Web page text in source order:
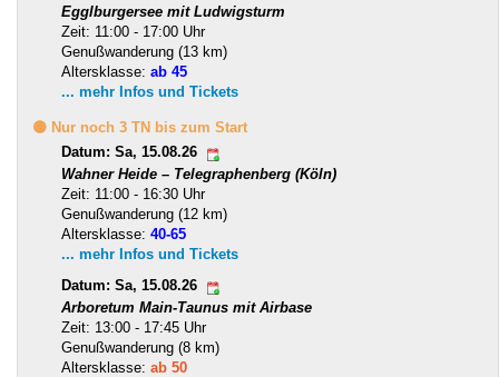
Egglburgersee mit Ludwigsturm
Zeit: 11:00 - 17:00 Uhr
Genußwanderung (13 km)
Altersklasse: ab 45
... mehr Infos und Tickets
🟡 Nur noch 3 TN bis zum Start
Datum: Sa, 15.08.26
Wahner Heide – Telegraphenberg (Köln)
Zeit: 11:00 - 16:30 Uhr
Genußwanderung (12 km)
Altersklasse: 40-65
... mehr Infos und Tickets
Datum: Sa, 15.08.26
Arboretum Main-Taunus mit Airbase
Zeit: 13:00 - 17:45 Uhr
Genußwanderung (8 km)
Altersklasse: ab 50